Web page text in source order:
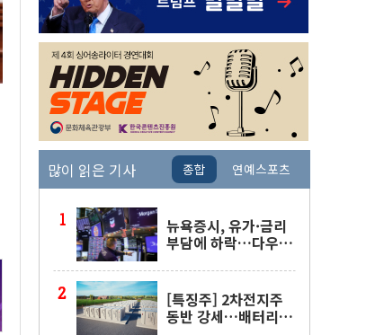
많이 읽은 기사 종합 연예스포츠
뉴욕증시, 유가·금리
부담에 하락…다우 5
[특징주] 2차전지주
동반 강세…배터리3